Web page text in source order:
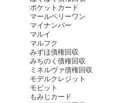
ポケットカード
マールベリーワン
マイナンバー
マルイ
マルフク
みずほ債権回収
みちのく債権回収
ミネルヴァ債権回収
モデルクレジット
モビット
もみじカード